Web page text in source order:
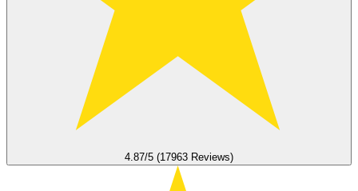
4.87/5 (17963 Reviews)